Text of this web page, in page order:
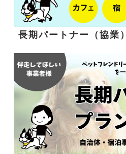
長期パートナー（協業）